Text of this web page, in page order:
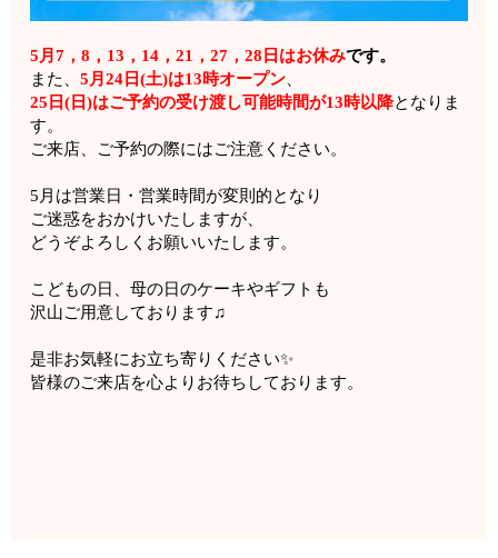
5月7，8，13，14，21，27，28日はお休みです。
また
、5月24日(土)は13時オープン
25日(日)はご予約の受け渡し可能時間が13時以降となりま
す。
ご来店、ご予約の際にはご注意ください。
5月は営業日・営業時間が変則的となり
ご迷惑をおかけいたしますが、
どうぞよろしくお願いいたします。
こどもの日、母の日のケーキやギフトも
沢山ご用意しております♫
是非お気軽にお立ち寄りください✨
皆様のご来店を心よりお待ちしております。